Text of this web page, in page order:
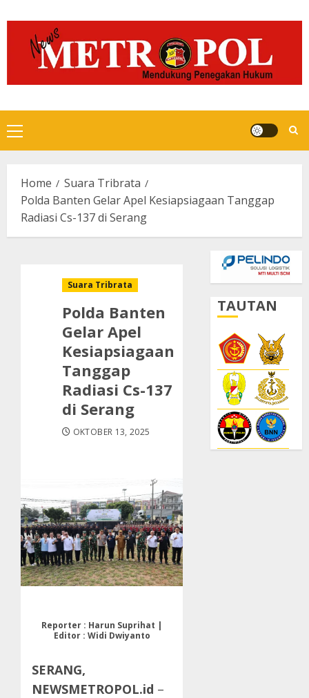
to
content
Primary
Menu
Home
Suara Tribrata
Polda Banten Gelar Apel Kesiapsiagaan Tanggap
Radiasi Cs-137 di Serang
Suara Tribrata
Polda Banten
Gelar Apel
Kesiapsiagaan
Tanggap
Radiasi Cs-137
di Serang
OKTOBER 13, 2025
Reporter : Harun Suprihat |
Editor : Widi Dwiyanto
SERANG,
NEWSMETROPOL.id –
TAUTAN